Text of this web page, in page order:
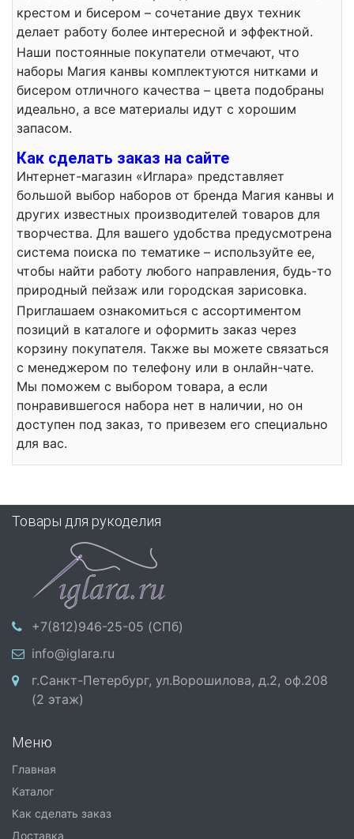
крестом и бисером – сочетание двух техник
делает работу более интересной и эффектной.
Наши постоянные покупатели отмечают, что
наборы Магия канвы комплектуются нитками и
бисером отличного качества – цвета подобраны
идеально, а все материалы идут с хорошим
запасом.
Как сделать заказ на сайте
Интернет-магазин «Иглара» представляет
большой выбор наборов от бренда Магия канвы и
других известных производителей товаров для
творчества. Для вашего удобства предусмотрена
система поиска по тематике – используйте ее,
чтобы найти работу любого направления, будь-то
природный пейзаж или городская зарисовка.
Приглашаем ознакомиться с ассортиментом
позиций в каталоге и оформить заказ через
корзину покупателя. Также вы можете связаться
с менеджером по телефону или в онлайн-чате.
Мы поможем с выбором товара, а если
понравившегося набора нет в наличии, но он
доступен под заказ, то привезем его специально
для вас.
Товары для рукоделия
+7(812)946-25-05 (СПб)
info@iglara.ru
г.Санкт-Петербург, ул.Ворошилова, д.2, оф.208
(2 этаж)
Меню
Главная
Каталог
Как сделать заказ
Доставка